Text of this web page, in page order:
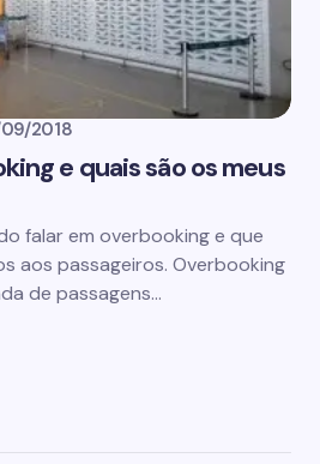
2018
e quais são os meus
falar em overbooking e que
aos passageiros. Overbooking
de passagens…